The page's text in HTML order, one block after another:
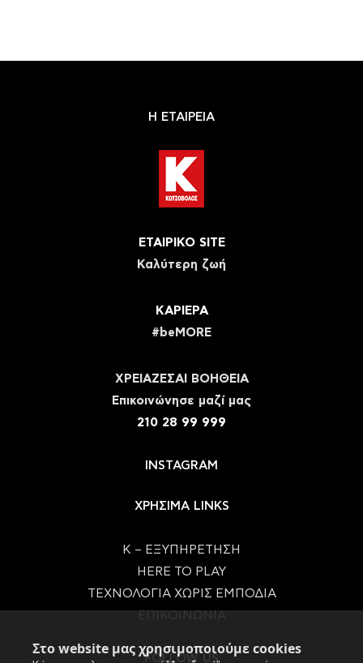
Στο website μας χρησιμοποιούμε cookies
Η ΕΤΑΙΡΕΙΑ
ΕΤΑΙΡΙΚΟ SITE
Καλύτερη ζωή
ΚΑΡΙΕΡΑ
#beMORE
ΧΡΕΙΑΖΕΣΑΙ ΒΟΗΘΕΙΑ
Eπικοινώνησε μαζί μας
210 28 99 999
INSTAGRAM
ΧΡΗΣΙΜΑ LINKS
Κ – ΕΞΥΠΗΡΕΤΗΣΗ
HERE TO PLAY
ΤΕΧΝΟΛΟΓΙΑ ΧΩΡΙΣ ΕΜΠΟΔΙΑ
FOLLOW US